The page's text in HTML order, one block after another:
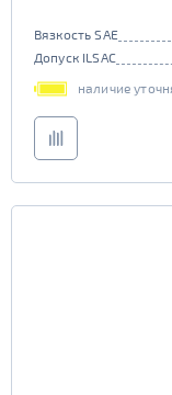
Вязкость SAE
Допуск ILSAC
наличие